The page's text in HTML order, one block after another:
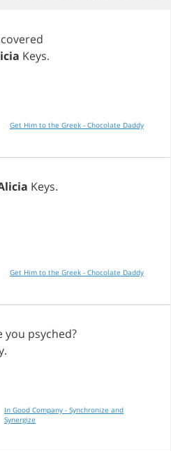
Keys.
Get Him to the Greek - Chocolate Daddy
Keys.
Get Him to the Greek - Chocolate Daddy
you psyched?
.
In Good Company - Synchronize and
Synergize